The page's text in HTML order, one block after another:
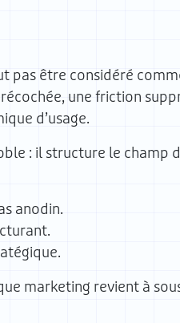
pas être considéré
une friction
d’usage.
: il structure le champ
anodin.
marketing revient à